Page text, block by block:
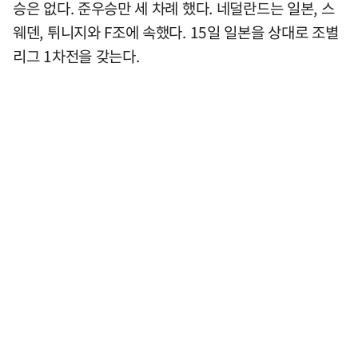
승은 없다. 준우승만 세 차례 했다. 네덜란드는 일본, 스
웨덴, 튀니지와 F조에 속했다. 15일 일본을 상대로 조별
리그 1차전을 갖는다.